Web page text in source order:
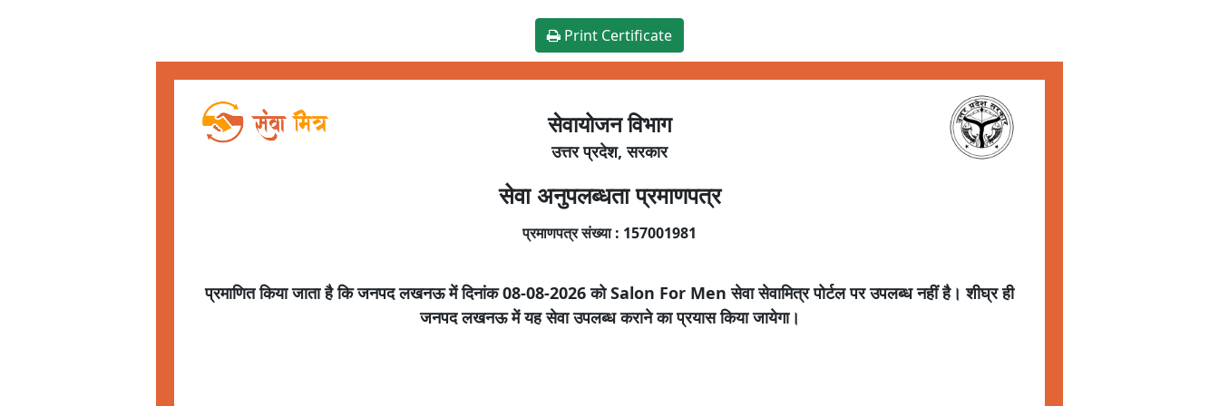
Print Certificate
सेवायोजन विभाग
उत्तर प्रदेश, सरकार
सेवा अनुपलब्धता प्रमाणपत्र
प्रमाणपत्र संख्या : 157001981
प्रमाणित किया जाता है कि जनपदलखनऊमें दिनांक08-08-2026कोSalon For Men सेवा सेवामित्र पोर्टल पर उपलब्ध नहीं है। शीघ्र ही
जनपदलखनऊमें यह सेवा उपलब्ध कराने का प्रयास किया जायेगा।